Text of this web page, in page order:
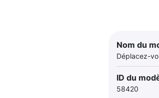
Nom du
Déplacez-
ID du
58420